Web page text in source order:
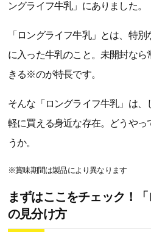
ングライフ牛乳」にありました。
「ロングライフ牛乳」とは、特
に入った牛乳のこと。未開封な
きる※のが特長です。
そんな「ロングライフ牛乳」は
軽に買える身近な存在。どうやっ
うか。
※賞味期間は製品により異なります
まずはここをチェック！「
の見分け方